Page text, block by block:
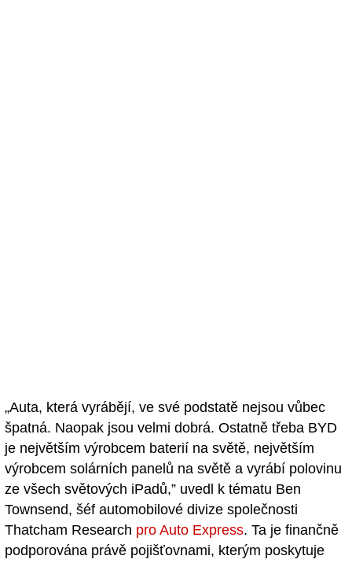
„Auta, která vyrábějí, ve své podstatě nejsou vůbec
špatná. Naopak jsou velmi dobrá. Ostatně třeba BYD
je největším výrobcem baterií na světě, největším
výrobcem solárních panelů na světě a vyrábí polovinu
ze všech světových iPadů,” uvedl k tématu Ben
Townsend, šéf automobilové divize společnosti
Thatcham Research pro Auto Express. Ta je finančně
podporována právě pojišťovnami, kterým poskytuje